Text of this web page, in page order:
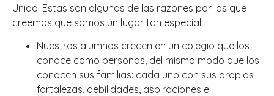
Unido. Estas son algunas de las razones por las que
creemos que somos un lugar tan especial:
Nuestros alumnos crecen en un colegio que los
conoce como personas, del mismo modo que los
conocen sus familias: cada uno con sus propias
fortalezas, debilidades, aspiraciones e